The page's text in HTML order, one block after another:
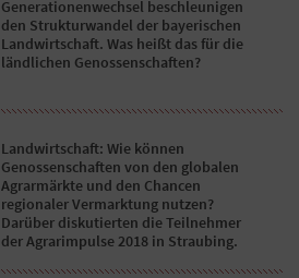
Generationenwechsel beschleunigen
den Strukturwandel der bayerischen
Landwirtschaft. Was heißt das für die
ländlichen Genossenschaften?
Landwirtschaft: Wie können
Genossenschaften von den globalen
Agrarmärkte und den Chancen
regionaler Vermarktung nutzen?
Darüber diskutierten die Teilnehmer
der Agrarimpulse 2018 in Straubing.